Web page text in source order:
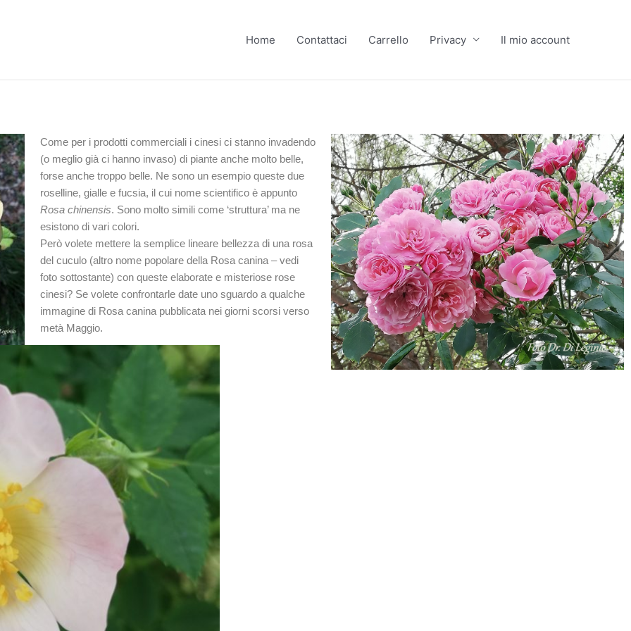
Home Contattaci Carrello Privacy Il mio account
Come per i prodotti commerciali i cinesi ci stanno invadendo
(o meglio già ci hanno invaso) di piante anche molto belle,
forse anche troppo belle. Ne sono un esempio queste due
roselline, gialle e fucsia, il cui nome scientifico è appunto
Rosa chinensis. Sono molto simili come ‘struttura’ ma ne
esistono di vari colori.
Però volete mettere la semplice lineare bellezza di una rosa
del cuculo (altro nome popolare della Rosa canina – vedi
foto sottostante) con queste elaborate e misteriose rose
cinesi? Se volete confrontarle date uno sguardo a qualche
immagine di Rosa canina pubblicata nei giorni scorsi verso
metà Maggio.